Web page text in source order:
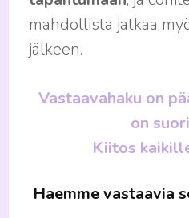
mahdollista jatkaa
jälkeen.
Vastaavahaku on
on
Kiitos
Haemme vastaavia